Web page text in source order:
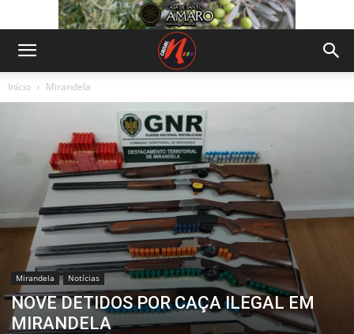
Início Mirandela
Mirandela Notícias
NOVE DETIDOS POR CAÇA ILEGAL EM
MIRANDELA